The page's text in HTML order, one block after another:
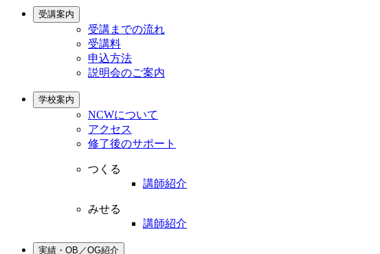
受講案内
受講までの流れ
受講料
申込方法
説明会のご案内
学校案内
NCWについて
アクセス
修了後のサポート
つくる
講師紹介
みせる
講師紹介
実績・OB／OG紹介